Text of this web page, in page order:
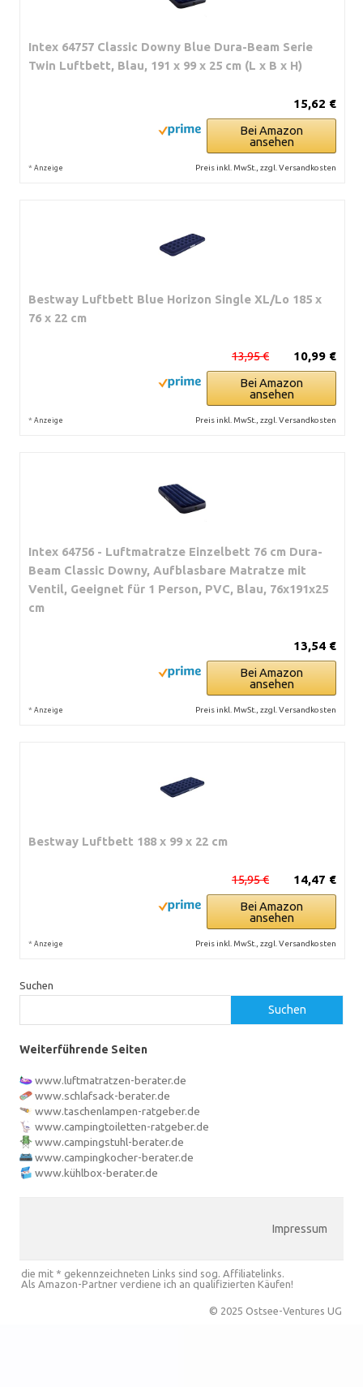
Intex 64757 Classic Downy Blue Dura-Beam Serie
Twin Luftbett, Blau, 191 x 99 x 25 cm (L x B x H)
15,62 €
Bei Amazon
ansehen
* Anzeige Preis inkl. MwSt., zzgl. Versandkosten
Bestway Luftbett Blue Horizon Single XL/Lo 185 x
76 x 22 cm
10,99 €
13,95 €
Bei Amazon
ansehen
* Anzeige Preis inkl. MwSt., zzgl. Versandkosten
Intex 64756 - Luftmatratze Einzelbett 76 cm Dura-
Beam Classic Downy, Aufblasbare Matratze mit
Ventil, Geeignet für 1 Person, PVC, Blau, 76x191x25
cm
13,54 €
Bei Amazon
ansehen
* Anzeige Preis inkl. MwSt., zzgl. Versandkosten
Bestway Luftbett 188 x 99 x 22 cm
14,47 €
15,95 €
Bei Amazon
ansehen
* Anzeige Preis inkl. MwSt., zzgl. Versandkosten
Suchen
Suchen
Weiterführende Seiten
www.luftmatratzen-berater.de
www.schlafsack-berater.de
www.taschenlampen-ratgeber.de
www.campingtoiletten-ratgeber.de
www.campingstuhl-berater.de
www.campingkocher-berater.de
www.kühlbox-berater.de
Impressum
die mit * gekennzeichneten Links sind sog. Affiliatelinks.
Als Amazon-Partner verdiene ich an qualifizierten Käufen!
© 2025 Ostsee-Ventures UG